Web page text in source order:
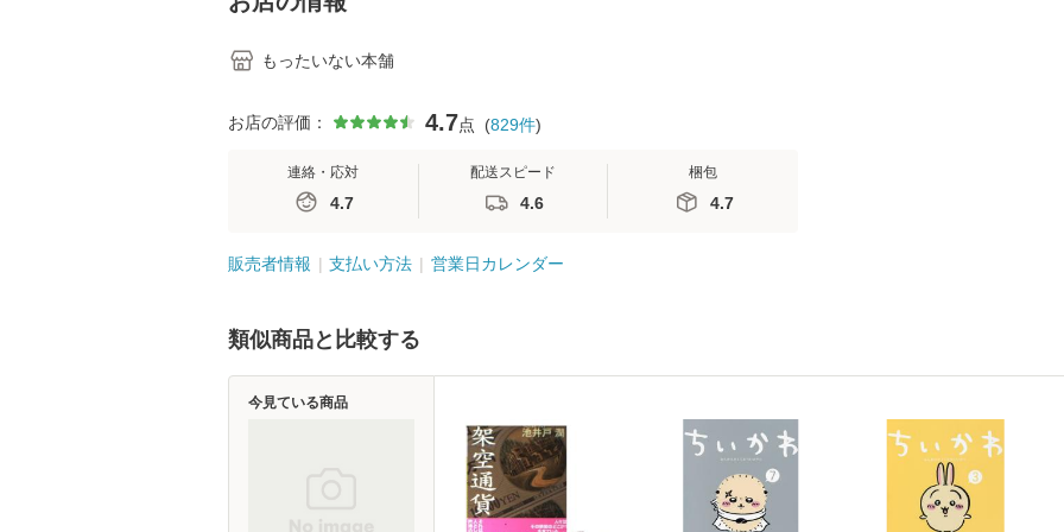
もったいない本舗
お店の評価： 4.7点 (829件)
連絡・応対
4.7
配送スピード
4.6
梱包
4.7
販売者情報 支払い方法 営業日カレンダー
類似商品と比較する
今見ている商品